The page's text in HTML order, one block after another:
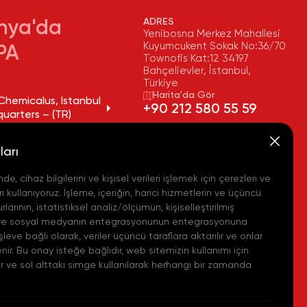
Destek, Engelli ve Üstün Yetenekli Burslarından
Üstün Yetenekli Burslarından herhangi birine başvuru
durum değerlendirilmesi yapılması ve burs almaya
devam eden öğrenciler aile geliri kriteri
tabi tutulur.
gören öğrencilerden öğrenim gördükleri
ortalaması (CGPA) veya dönem başarı ortalaması
Türkiye Cumhuriyeti üniversitelerinde genel
donem başar ortalaması (GPA) sadece 100'lük not
94 veya üzeri olanlarda, veya muadili
en üst derece diliminde (excellent, distinction, A)
belirlediği ödeme planına uygun olarak, bursiyerin
adına açılan bir banka hesabına burs aldığı
arasında, 9 ay boyunca hesaba yatırılır.
Istanbul
– (TR)
– (TR)
Logistics Center
US - (USA)
Chemie GmbH - (DE)
Iberia, S. L.
ADRES
Yenibosna Merkez Mahallesi
Kuyumcukent Sokak No:36/70
Townofis Kat:12 34197
Bahçelievler, İstanbul,
Türkiye
Harita'da Gör
+90 212 580 55 59
info@akpakimya.com
WEBSITE
https://akpakimya.com/
cihaz bilgilerini ve kişisel verileri işlemek için çerezleri ve
kullanıyoruz. İşleme, içeriğin, harici hizmetlerin ve üçüncü
istatistiksel analiz/ölçümün, kişiselleştirilmiş
ve sosyal medyanın entegrasyonunun entegrasyonuna
bağlı olarak, veriler üçüncü taraflara aktarılır ve onlar
Bu onay isteğe bağlıdır, web sitemizin kullanımı için
ve sol alttaki simge kullanılarak herhangi bir zamanda